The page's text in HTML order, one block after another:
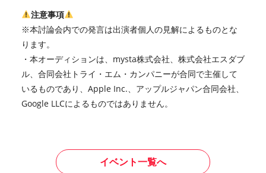
注意事項
※本討論会内での発言は出演者個人の見解によるものとな
ります。
・本オーディションは、mysta株式会社、株式会社エスダブ
ル、合同会社トライ・エム・カンパニーが合同で主催して
いるものであり、Apple Inc.、アップルジャパン合同会社、
Google LLCによるものではありません。
イベント一覧へ